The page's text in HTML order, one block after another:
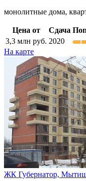
монолитные дома,
Цена от Сдача
3,3 млн руб. 2020
На карте
ЖК Губернатор,